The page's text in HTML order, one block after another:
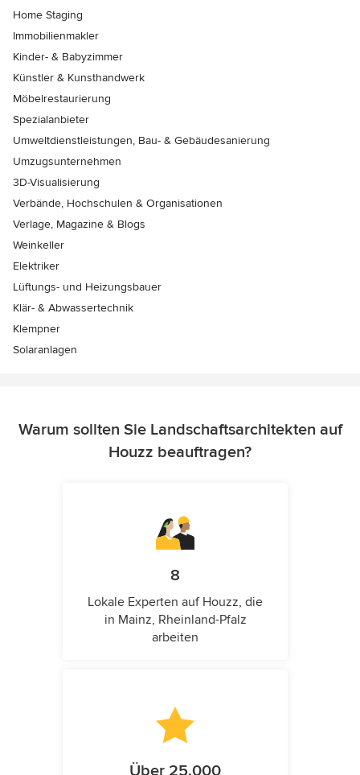
Home Staging
Immobilienmakler
Kinder- & Babyzimmer
Künstler & Kunsthandwerk
Möbelrestaurierung
Spezialanbieter
Umweltdienstleistungen, Bau- & Gebäudesanierung
Umzugsunternehmen
3D-Visualisierung
Verbände, Hochschulen & Organisationen
Verlage, Magazine & Blogs
Weinkeller
Elektriker
Lüftungs- und Heizungsbauer
Klär- & Abwassertechnik
Klempner
Solaranlagen
Warum sollten Sie Landschaftsarchitekten auf
Houzz beauftragen?
8
Lokale Experten auf Houzz, die
in Mainz, Rheinland-Pfalz
arbeiten
Über 25.000